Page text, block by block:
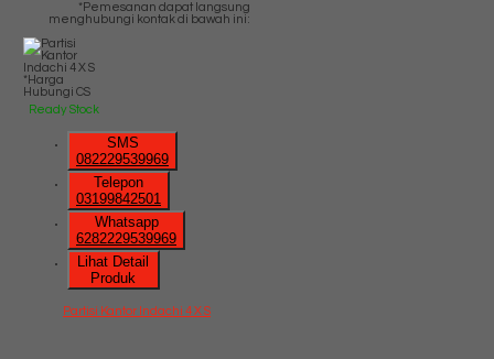
*Pemesanan dapat langsung
menghubungi kontak di bawah ini:
*Harga
Hubungi CS
Ready Stock
SMS
082229539969
Telepon
03199842501
Whatsapp
6282229539969
Lihat Detail
Produk
Partisi Kantor Indachi 4 X S